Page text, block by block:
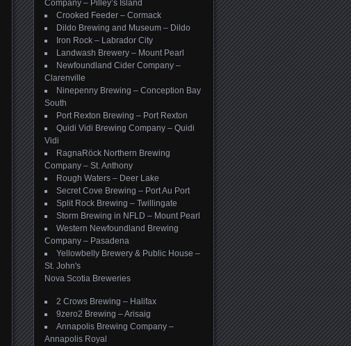
Company – Pilley’s Island
Crooked Feeder – Cormack
Dildo Brewing and Museum – Dildo
Iron Rock – Labrador City
Landwash Brewery – Mount Pearl
Newfoundland Cider Company –
Clarenville
Ninepenny Brewing – Conception Bay
South
Port Rexton Brewing – Port Rexton
Quidi Vidi Brewing Company – Quidi
Vidi
RagnaRöck Northern Brewing
Company – St. Anthony
Rough Waters – Deer Lake
Secret Cove Brewing – Port Au Port
Split Rock Brewing – Twillingate
Storm Brewing in NFLD – Mount Pearl
Western Newfoundland Brewing
Company – Pasadena
Yellowbelly Brewery & Public House –
St. John's
Nova Scotia Breweries
2 Crows Brewing – Halifax
9zero2 Brewing – Arisaig
Annapolis Brewing Company –
Annapolis Royal